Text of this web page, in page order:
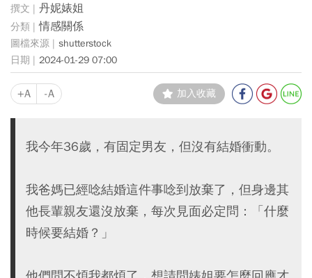
丹妮婊姐
情感關係
shutterstock
2024-01-29 07:00
+A -A 加入收藏
我今年36歲，有固定男友，但沒有結婚衝動。
我爸媽已經唸結婚這件事唸到放棄了，但身邊其
他長輩親友還沒放棄，每次見面必定問：「什麼
時候要結婚？」